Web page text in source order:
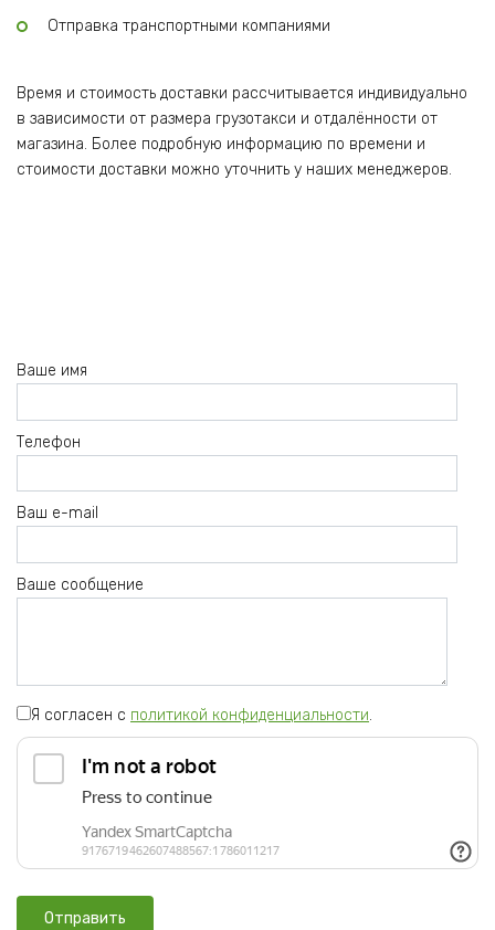
Отправка транспортными компаниями
Время и стоимость доставки рассчитывается индивидуально
в зависимости от размера грузотакси и отдалённости от
магазина. Более подробную информацию по времени и
стоимости доставки можно уточнить у наших менеджеров.
Ваше имя
Телефон
Ваш e-mail
Ваше сообщение
Я согласен с политикой конфиденциальности.